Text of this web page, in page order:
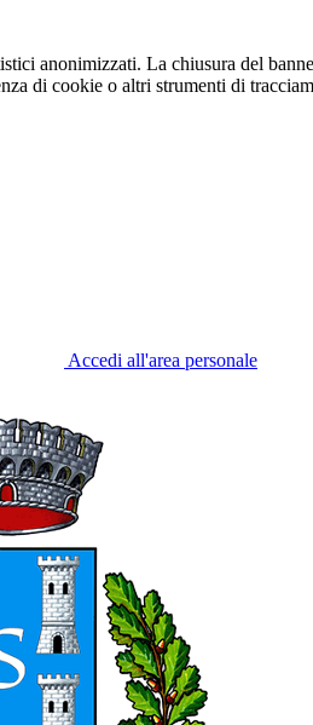
anonimizzati. La chiusura del
di cookie o altri strumenti di
Accedi all'area personale